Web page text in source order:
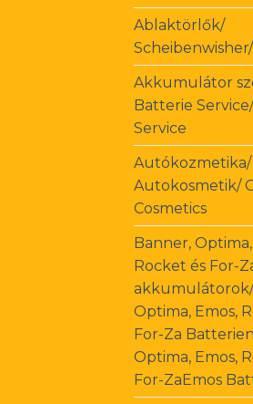
Ablaktörlők/
Akkumulátor
Batterie
Service
Autókozmetika/
Autokosmetik/
Cosmetics
Banner,
Rocket és For-
Optima, Emos,
For-Za
Optima, Emos,
For-ZaEmos